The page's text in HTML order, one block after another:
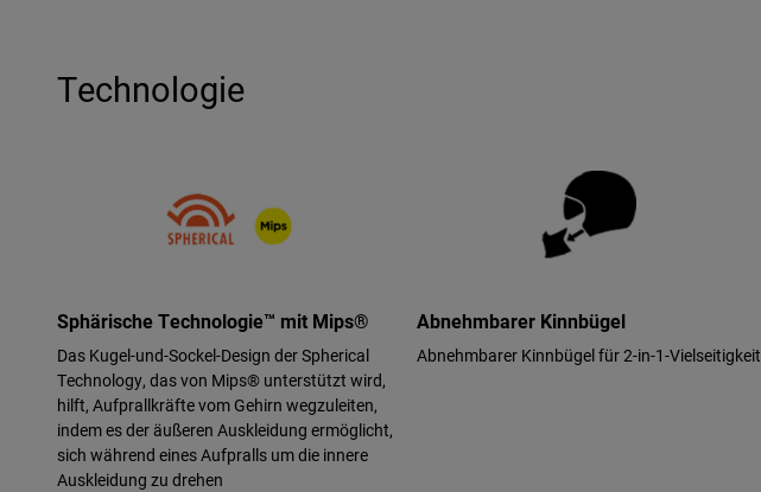
Technologie
Sphärische Technologie™ mit Mips®
Das Kugel-und-Sockel-Design der Spherical
Technology, das von Mips® unterstützt wird,
hilft, Aufprallkräfte vom Gehirn wegzuleiten,
indem es der äußeren Auskleidung ermöglicht,
sich während eines Aufpralls um die innere
Auskleidung zu drehen
Abnehmbarer Kinnbügel
Abnehmbarer Kinnbügel für 2-in-1-Vielseitigkeit